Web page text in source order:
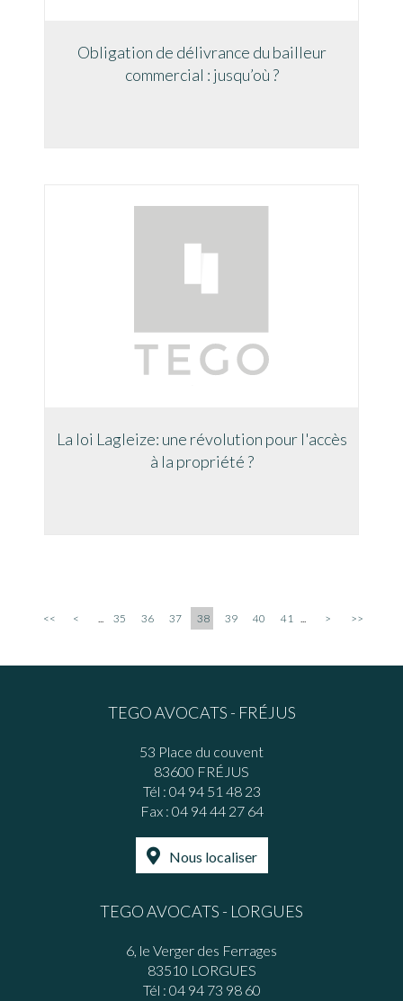
Obligation de délivrance du bailleur
commercial : jusqu’où ?
La loi Lagleize: une révolution pour l'accès
à la propriété ?
<< < 35 36 37 38 39 40 41 > >>
TEGO AVOCATS - FRÉJUS
53 Place du couvent
83600 FRÉJUS
Tél : 04 94 51 48 23
Fax : 04 94 44 27 64
Nous localiser
TEGO AVOCATS - LORGUES
6, le Verger des Ferrages
83510 LORGUES
Tél : 04 94 73 98 60